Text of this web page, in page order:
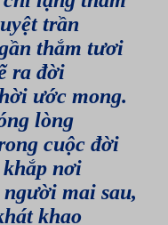
trần
thắm tươi
ra đời
ước mong.
lòng
cuộc đời
khắp nơi
mai sau,
khao